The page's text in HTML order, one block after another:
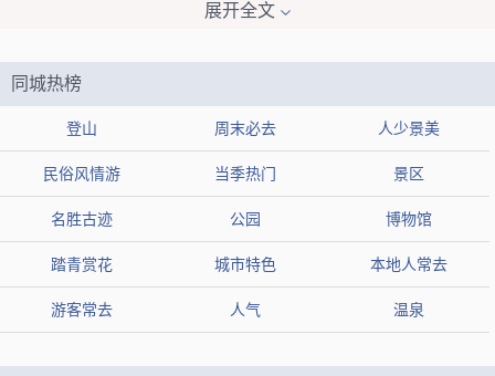
【网友印象】
评论2：不仅能欣赏到秋日里层林尽染的森林景观，还能在山清水秀的
评论3：这里的冬天非常美丽，一定会让你流连忘返。
组图
推荐2：张九龄纪念公园
展开全文
同城热榜
登山 周末必去 人少景美
民俗风情游 当季热门 景区
名胜古迹 公园 博物馆
踏青赏花 城市特色 本地人常去
游客常去 人气 温泉